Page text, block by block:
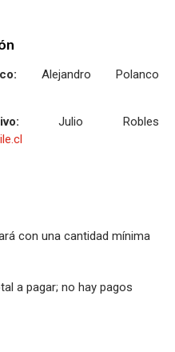
Alejandro Polanco
Julio Robles
con una cantidad mínima
a pagar; no hay pagos